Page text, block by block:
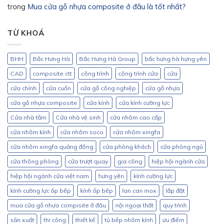
trong Mua cửa gỗ nhựa composite ở đâu là tốt nhất?
TỪ KHOÁ
BHH Bắc Hưng Hà Bắc Hưng Hà Group
bắc hưng hà hưng yên
CAD
composite ctt công trình công trình cửa
cửa
cửa chính
cửa cuốn cửa gỗ công nghiệp
cửa gỗ nhựa
cửa gỗ nhựa composite
cửa kính
cửa kính cường lực
Cửa nhà tắm
Cửa nhà vệ sinh
cửa nhôm cao cấp
cửa nhôm kính
cửa nhôm soco
cửa nhôm xingfa
cửa nhôm xingfa quảng đông
cửa phòng khách
cửa phòng ngủ
cửa thông phòng
cửa trượt quay gia công
hiệp hội ngành cửa
hiệp hội ngành cửa việt nam
hưng yên
kính cường lực
kính cường lực ốp bếp
kính ốp bếp lan can inox
lắp đặt
mua cửa gỗ nhựa compisite ở đâu
nội ngoại thất
quy trình
sản xuất
thi công thiết kế tủ bếp nhôm kính
ưu điểm